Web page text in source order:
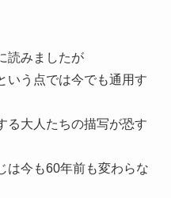
読みましたが
いう点では今でも通用す
る大人たちの描写が恐す
は今も60年前も変わらな